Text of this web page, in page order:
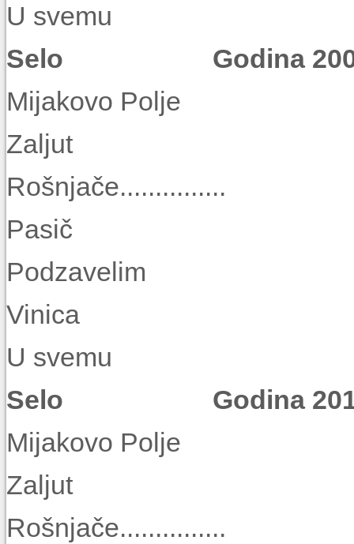
U svemu
Selo Godina
Mijakovo
Zaljut
U svemu
Selo Godina
Mijakovo
Zaljut